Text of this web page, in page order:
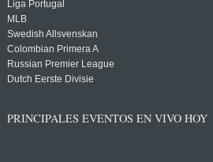
Liga Portugal
MLB
Swedish Allsvenskan
Colombian Primera A
Russian Premier League
Dutch Eerste Divisie
PRINCIPALES EVENTOS EN VIVO HOY